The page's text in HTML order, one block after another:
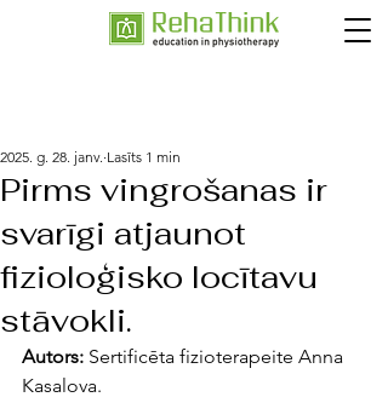
Pirms vingrošanas ir
svarīgi atjaunot
fizioloģisko locītavu
stāvokli.
2025. g. 28. janv. Lasīts 1 min
Autors: Sertificēta fizioterapeite Anna
Kasalova.